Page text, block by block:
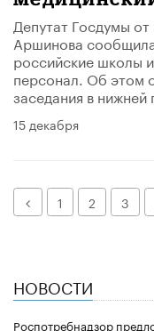
Депутат Госдумы
Аршинова
российские школы
персонал. Об этом
заседания в нижней
15 декабря
Назад1 2 3
НОВОСТИ
Роспотребнадзор